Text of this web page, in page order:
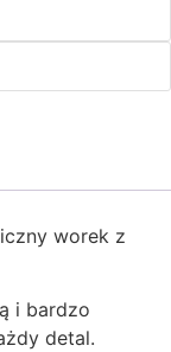
worek z
i bardzo
detal.